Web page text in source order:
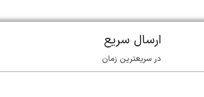
ارسال سریع
در سریعترین زمان